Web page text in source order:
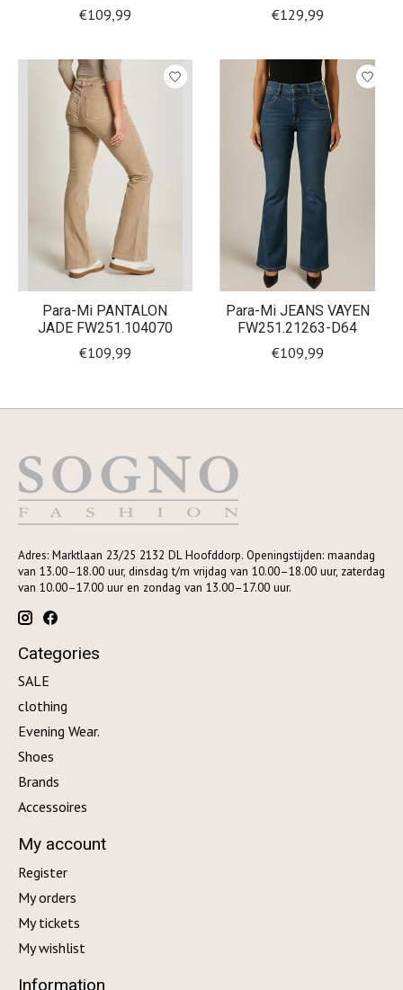
€109,99 €129,99
Para-Mi PANTALON
JADE FW251.104070
€109,99
Para-Mi JEANS VAYEN
FW251.21263-D64
€109,99
Adres: Marktlaan 23/25 2132 DL Hoofddorp. Openingstijden: maandag
van 13.00–18.00 uur, dinsdag t/m vrijdag van 10.00–18.00 uur, zaterdag
van 10.00–17.00 uur en zondag van 13.00–17.00 uur.
Categories
SALE
clothing
Evening Wear.
Shoes
Brands
Accessoires
My account
Register
My orders
My tickets
My wishlist
Information